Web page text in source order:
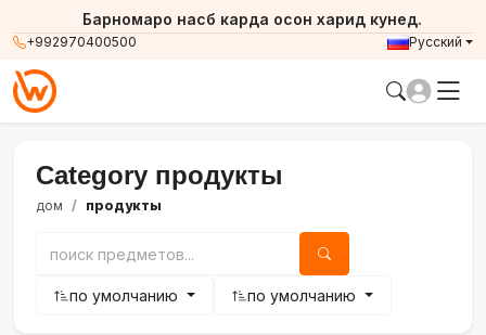
+992970400500
Барномаро насб карда осон харид кунед.
Русский
Category продукты
дом продукты
по умолчанию по умолчанию